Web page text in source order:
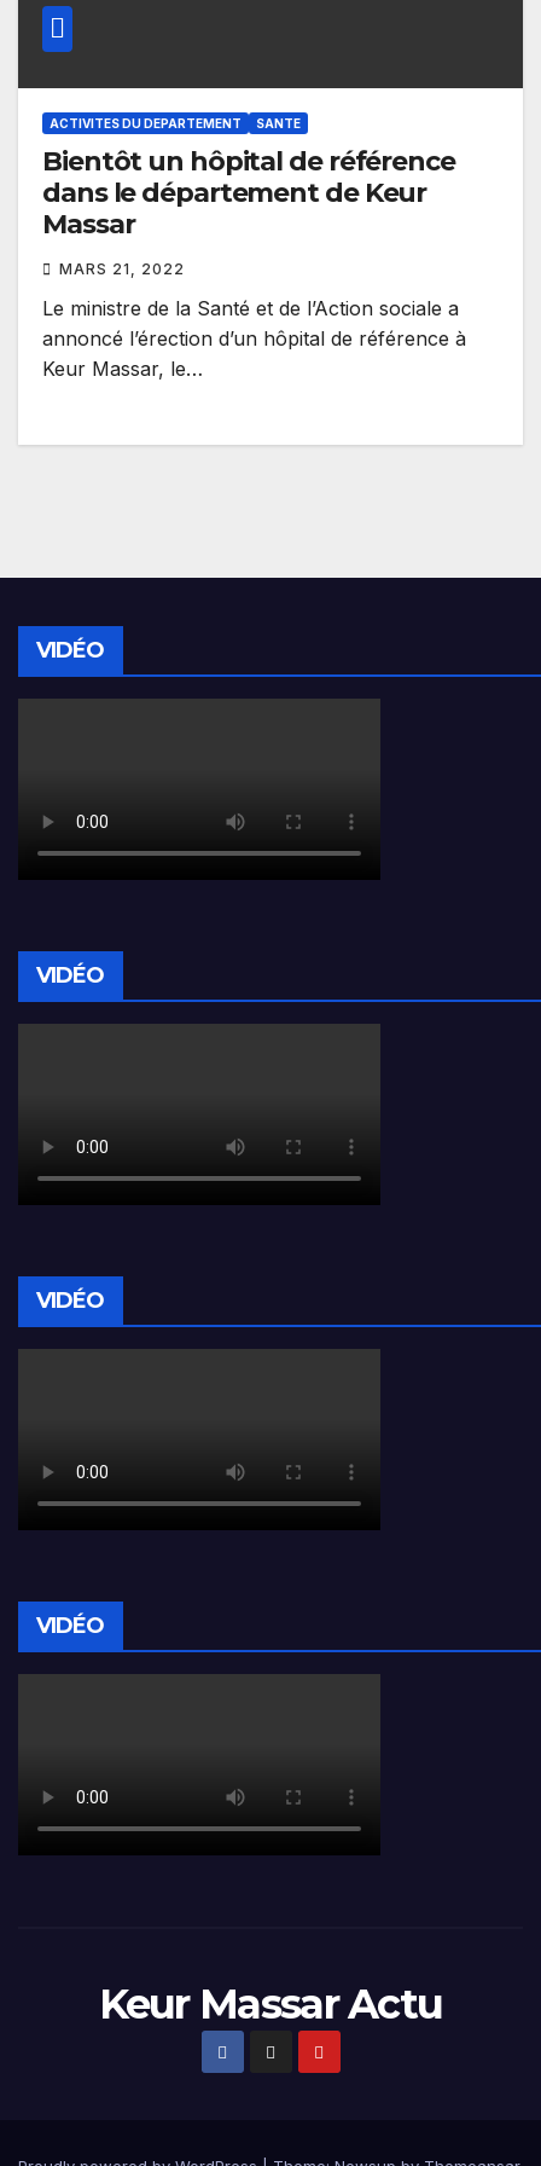
ACTIVITES DU DEPARTEMENT SANTE
Bientôt un hôpital de référence
dans le département de Keur
Massar
MARS 21, 2022
Le ministre de la Santé et de l’Action sociale a
annoncé l’érection d’un hôpital de référence à
Keur Massar, le…
VIDÉO
VIDÉO
VIDÉO
VIDÉO
Keur Massar Actu